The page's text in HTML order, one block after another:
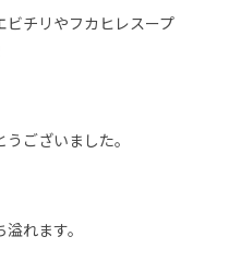
ビチリやフカヒレスープ
ございました。
れます。